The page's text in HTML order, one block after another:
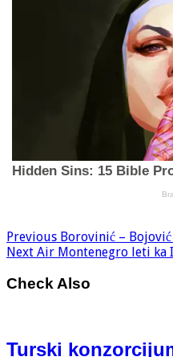
Previous Borovinić –
Next Air Montenegro leti ka
Check Also
Turski